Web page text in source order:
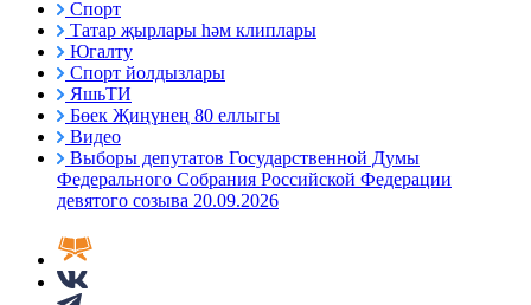
Спорт
Татар җырлары һәм клиплары
Югалту
Спорт йолдызлары
ЯшьТИ
Бөек Җиңүнең 80 еллыгы
Видео
Выборы депутатов Государственной Думы
Федерального Собрания Российской Федерации
девятого созыва 20.09.2026